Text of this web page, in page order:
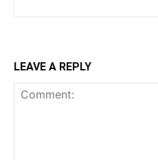
LEAVE A REPLY